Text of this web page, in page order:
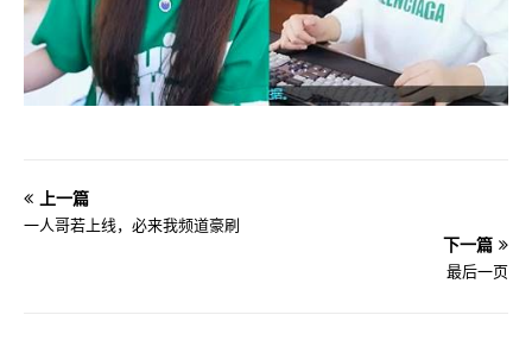
上一篇
一人哥若上线，必来我频道豪刷
下一篇
最后一页